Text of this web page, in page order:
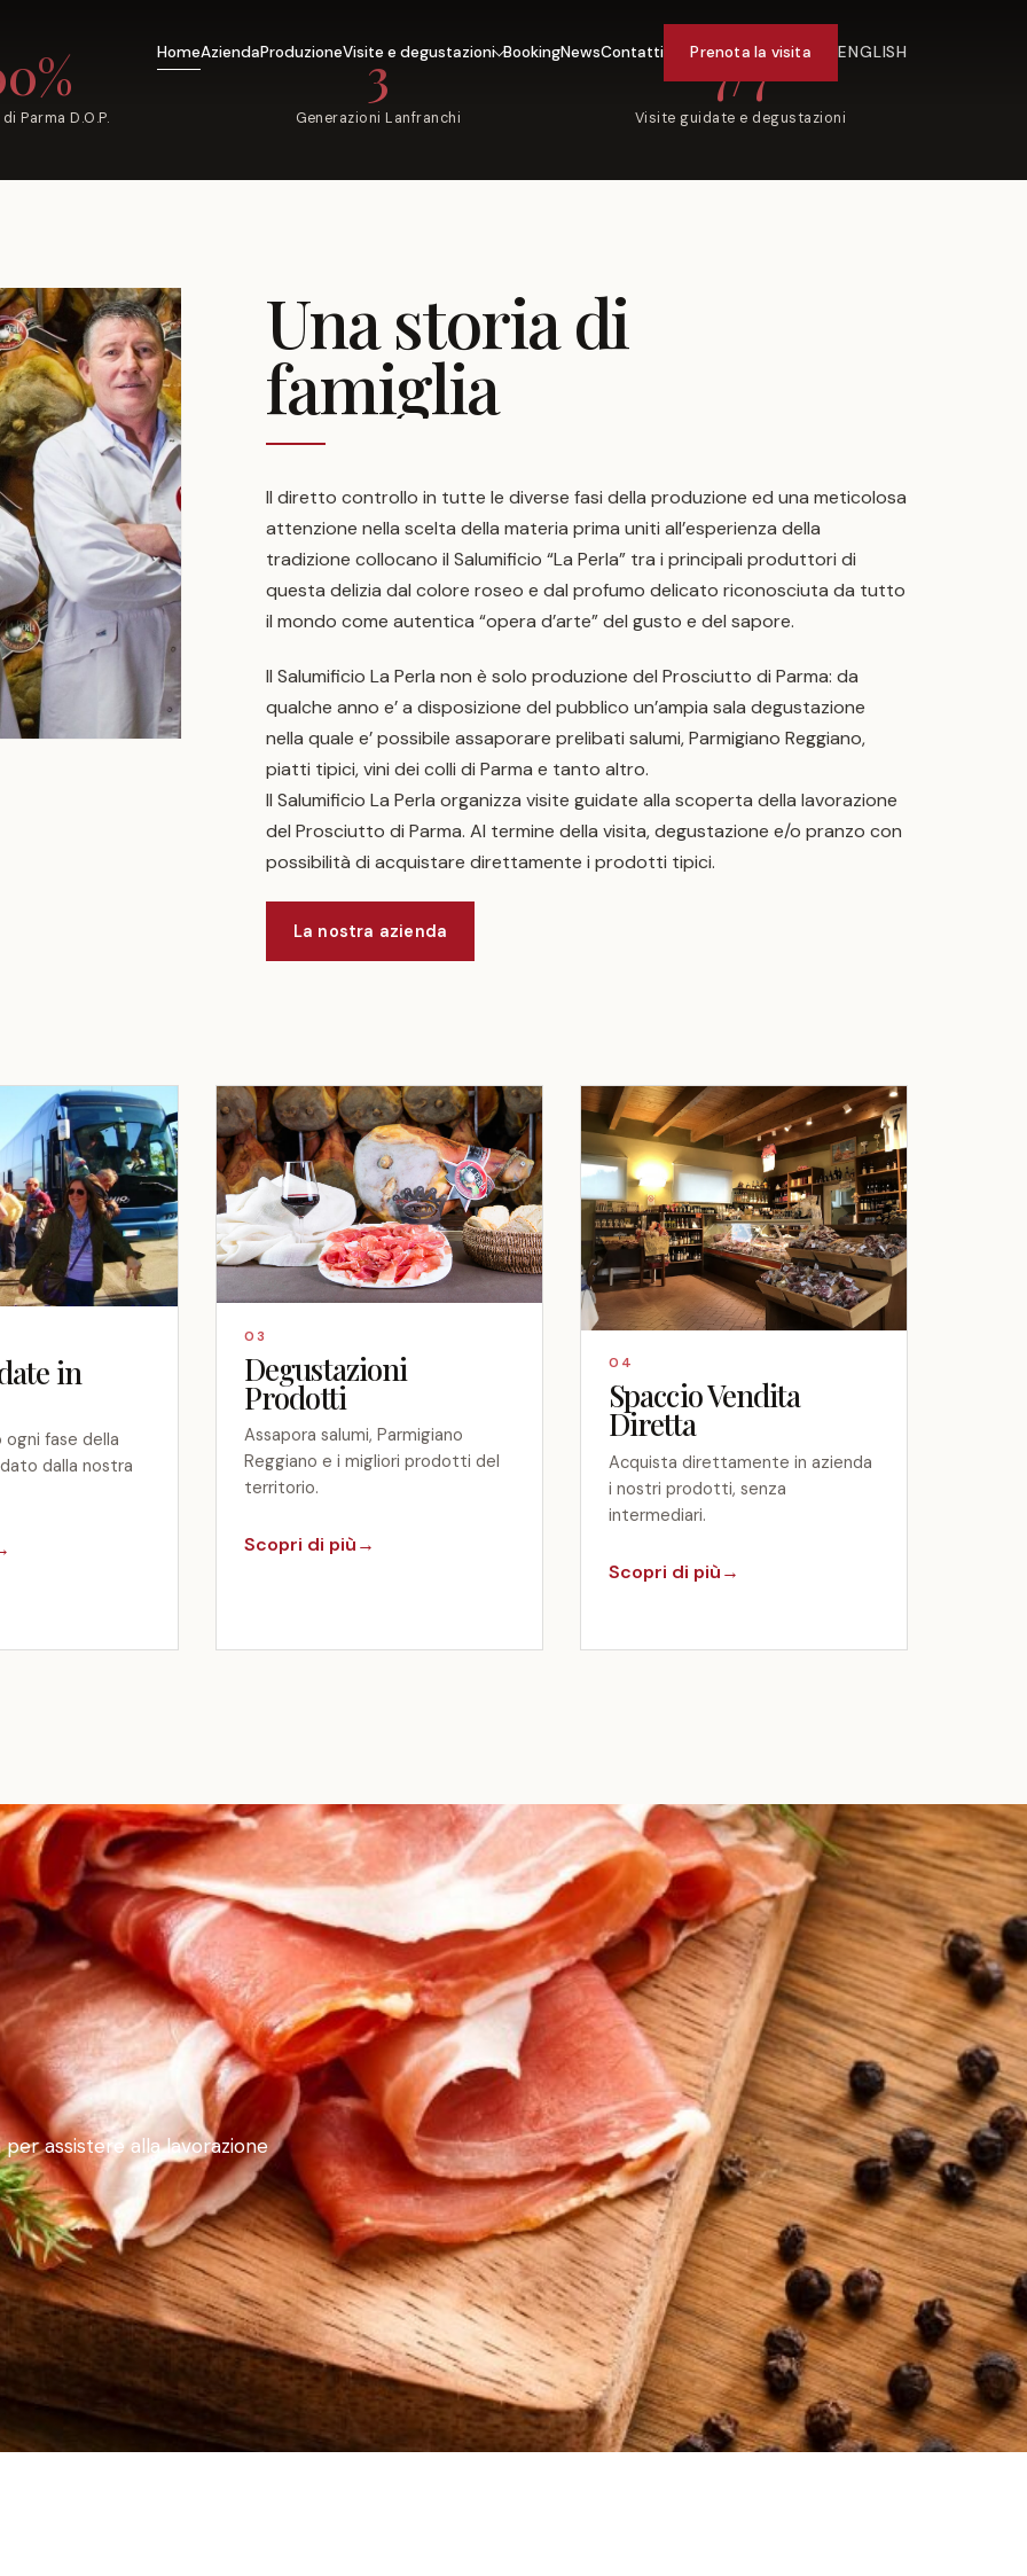
HomeAziendaProduzioneVisite e degustazioni BookingNewsContatti Prenota la visita ENGLISH
Parma D.O.P.
3
Generazioni Lanfranchi
7/7
Visite guidate e degustazioni
Una storia di
famiglia
Il diretto controllo in tutte le diverse fasi della produzione ed una meticolosa
attenzione nella scelta della materia prima uniti all’esperienza della
tradizione collocano il Salumificio “La Perla” tra i principali produttori di
questa delizia dal colore roseo e dal profumo delicato riconosciuta da tutto
il mondo come autentica “opera d’arte” del gusto e del sapore.
Il Salumificio La Perla non è solo produzione del Prosciutto di Parma: da
qualche anno e’ a disposizione del pubblico un’ampia sala degustazione
nella quale e’ possibile assaporare prelibati salumi, Parmigiano Reggiano,
piatti tipici, vini dei colli di Parma e tanto altro.
Il Salumificio La Perla organizza visite guidate alla scoperta della lavorazione
del Prosciutto di Parma. Al termine della visita, degustazione e/o pranzo con
possibilità di acquistare direttamente i prodotti tipici.
La nostra azienda
in
ogni fase della
dalla nostra
03
Degustazioni
Prodotti
Assapora salumi, Parmigiano
Reggiano e i migliori prodotti del
territorio.
Scopri di più→
04
Spaccio Vendita
Diretta
Acquista direttamente in azienda
i nostri prodotti, senza
intermediari.
Scopri di più→
per assistere alla lavorazione